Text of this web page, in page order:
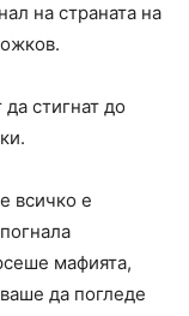
на страната на
стигнат до
всичко е
мафията,
да погледе